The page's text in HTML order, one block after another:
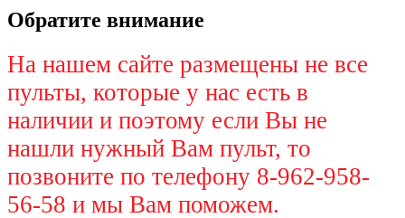
Обратите внимание
На нашем сайте размещены не все
пульты, которые у нас есть в
наличии и поэтому если Вы не
нашли нужный Вам пульт, то
позвоните по телефону 8-962-958-
56-58 и мы Вам поможем.